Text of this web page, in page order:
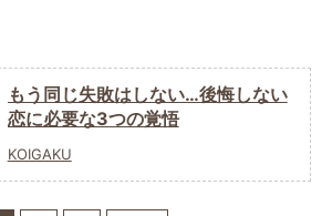
もう同じ失敗はしない…後悔しない
恋に必要な3つの覚悟
KOIGAKU